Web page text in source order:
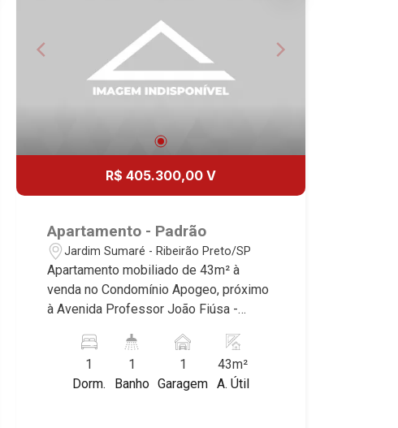
Aug/Wed
20
21
22
R$ 405.300,00 V
Apartamento - Padrão
Jardim Sumaré - Ribeirão Preto/SP
Apartamento mobiliado de 43m² à
venda no Condomínio Apogeo, próximo
à Avenida Professor João Fiúsa -
Preto/SP. Conheça as características
deste imóvel que a Martinelli
Imobiliária selecionou para você: -
1
Dorm.
1
Banho
1
Garagem
43m²
A. Útil